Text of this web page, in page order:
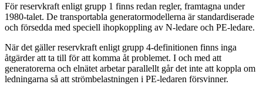
För reservkraft enligt grupp 1 finns redan regler, framtagna under
1980-talet. De transportabla generatormodellerna är standardiserade
och försedda med speciell ihopkoppling av N-ledare och PE-ledare.
När det gäller reservkraft enligt grupp 4-definitionen finns inga
åtgärder att ta till för att komma åt problemet. I och med att
generatorerna och elnätet arbetar parallellt går det inte att koppla om
ledningarna så att strömbelastningen i PE-ledaren försvinner.